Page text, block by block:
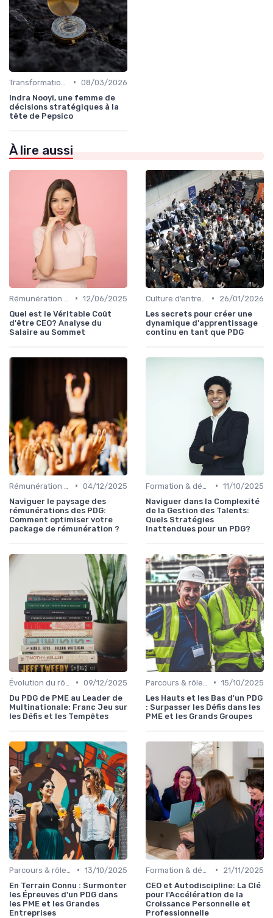
• 08/03/2026
Indra Nooyi, une femme de
décisions stratégiques à la
tête de Pepsico
À lire aussi
• 12/06/2025
Quel est le Véritable Coût
d'être CEO? Analyse du
Salaire au Sommet
•
26/01/2026
Les secrets pour créer une
dynamique d'apprentissage
continu en tant que PDG
• 04/12/2025
Naviguer le paysage des
rémunérations des PDG:
Comment optimiser votre
package de rémunération ?
• 11/10/2025
Naviguer dans la Complexité
de la Gestion des Talents:
Quels Stratégies
Inattendues pour un PDG?
• 09/12/2025
Du PDG de PME au Leader de
Multinationale: Franc Jeu sur
les Défis et les Tempêtes
• 15/10/2025
Les Hauts et les Bas d'un PDG
: Surpasser les Défis dans les
PME et les Grands Groupes
• 13/10/2025
En Terrain Connu : Surmonter
les Épreuves d'un PDG dans
les PME et les Grandes
Entreprises
•
21/11/2025
CEO et Autodiscipline: La Clé
pour l'Accélération de la
Croissance Personnelle et
Professionnelle